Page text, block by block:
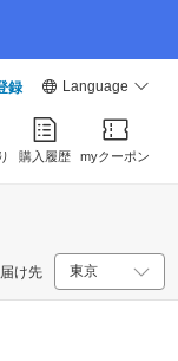
録 Language
購入履歴 myクーポン
け先